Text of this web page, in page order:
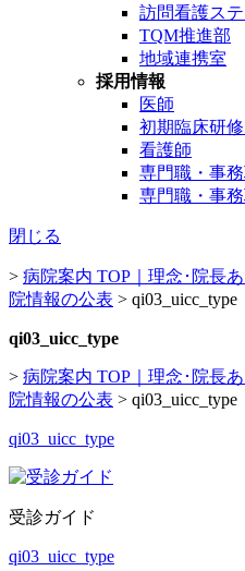
訪問看護ス
TQM推進部
地域連携室
採用情報
医師
初期臨床研
看護師
専門職・事
専門職・事
閉じる
> 病院案内 TOP｜理念･院長
院情報の公表 > qi03_uicc_type
qi03_uicc_type
> 病院案内 TOP｜理念･院長
院情報の公表 > qi03_uicc_type
qi03_uicc_type
受診ガイド
qi03_uicc_type